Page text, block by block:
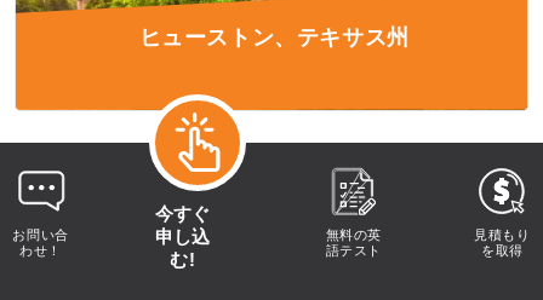
お問い合
わせ！
見積もり
を取得
無料の英
語テスト
今すぐ
申し込
む!
ヒューストン、テキサス州